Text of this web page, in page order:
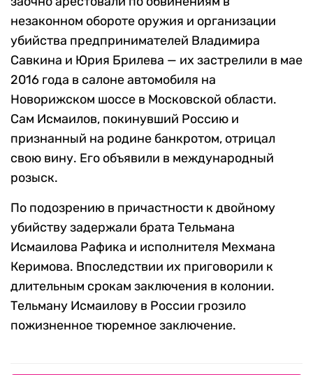
незаконном обороте оружия и организации
убийства предпринимателей Владимира
Савкина и Юрия Брилева — их застрелили в мае
2016 года в салоне автомобиля на
Новорижском шоссе в Московской области.
Сам Исмаилов, покинувший Россию и
признанный на родине банкротом, отрицал
свою вину. Его объявили в международный
розыск.
По подозрению в причастности к двойному
убийству задержали брата Тельмана
Исмаилова Рафика и исполнителя Мехмана
Керимова. Впоследствии их приговорили к
длительным срокам заключения в колонии.
Тельману Исмаилову в России грозило
пожизненное тюремное заключение.